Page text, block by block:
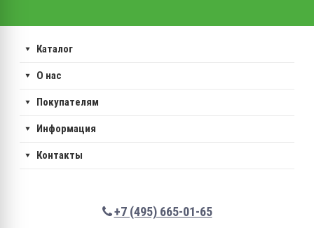
Каталог
О нас
Покупателям
Информация
Контакты
+7 (495) 665-01-65